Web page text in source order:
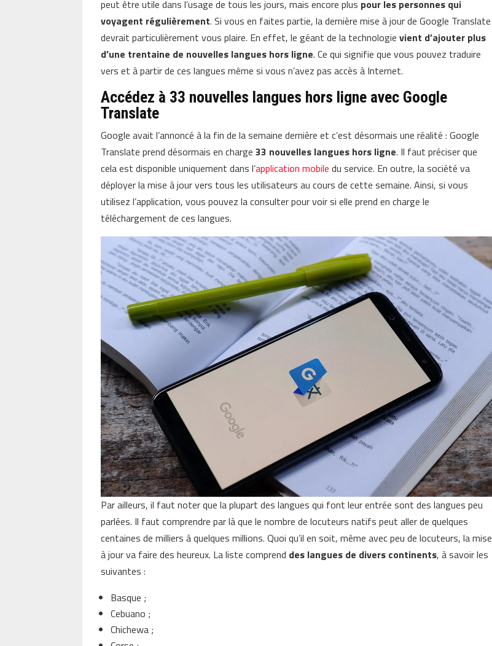
peut être utile dans l’usage de tous les jours, mais encore plus pour les personnes qui
voyagent régulièrement. Si vous en faites partie, la dernière mise à jour de Google Translate
devrait particulièrement vous plaire. En effet, le géant de la technologievient d’ajouter plus
d’une trentaine de nouvelles langues hors ligne. Ce qui signifie que vous pouvez traduire
vers et à partir de ces langues même si vous n’avez pas accès à Internet.
Accédez à 33 nouvelles langues hors ligne avec Google
Translate
Google avait l’annoncé à la fin de la semaine dernière et c’est désormais une réalité : Google
Translate prend désormais en charge33 nouvelles langues hors ligne. Il faut préciser que
cela est disponible uniquement dans l’application mobile du service. En outre, la société va
déployer la mise à jour vers tous les utilisateurs au cours de cette semaine. Ainsi, si vous
utilisez l’application, vous pouvez la consulter pour voir si elle prend en charge le
téléchargement de ces langues.
Par ailleurs, il faut noter que la plupart des langues qui font leur entrée sont des langues peu
parlées. Il faut comprendre par là que le nombre de locuteurs natifs peut aller de quelques
centaines de milliers à quelques millions. Quoi qu’il en soit, même avec peu de locuteurs, la mise
à jour va faire des heureux. La liste comprend des langues de divers continents, à savoir les
suivantes :
Basque ;
Cebuano ;
Chichewa ;